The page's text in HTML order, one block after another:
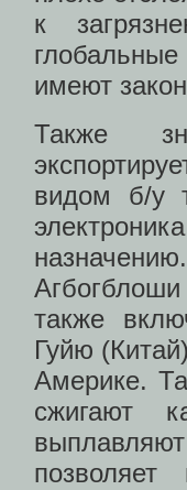
к
имеют
Также
видом б/у
также
Гуйю
Америке.
сжигают